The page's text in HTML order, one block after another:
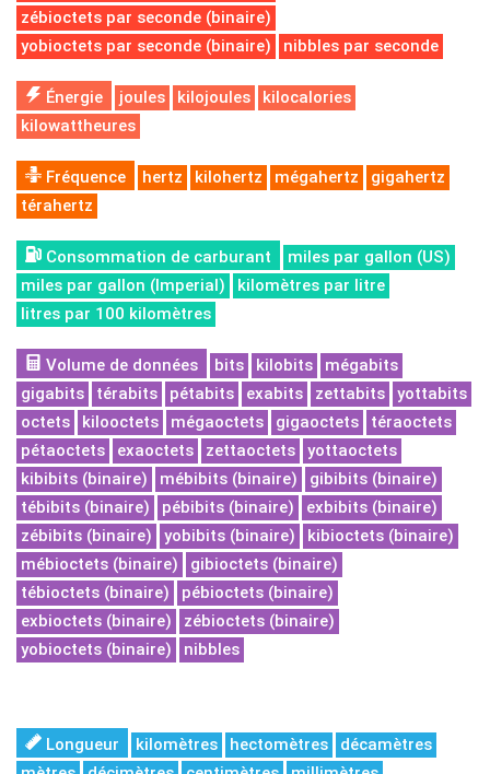
zébioctets par seconde (binaire)
yobioctets par seconde (binaire)
nibbles par seconde
Énergie joules kilojoules
kilocalories
kilowattheures
Fréquence hertz kilohertz mégahertz
gigahertz
térahertz
Consommation de carburant
miles par gallon (US)
miles par gallon (Imperial)
kilomètres par litre
litres par 100 kilomètres
Volume de données bits kilobits
mégabits
gigabits
térabits pétabits exabits zettabits
yottabits
octets
kilooctets mégaoctets gigaoctets
téraoctets
pétaoctets
exaoctets zettaoctets
yottaoctets
kibibits (binaire)
mébibits (binaire)
gibibits (binaire)
tébibits (binaire)
pébibits (binaire)
exbibits (binaire)
zébibits (binaire)
yobibits (binaire)
kibioctets (binaire)
mébioctets (binaire)
gibioctets (binaire)
tébioctets (binaire)
pébioctets (binaire)
exbioctets (binaire)
zébioctets (binaire)
yobioctets (binaire)
nibbles
Longueur kilomètres hectomètres
décamètres